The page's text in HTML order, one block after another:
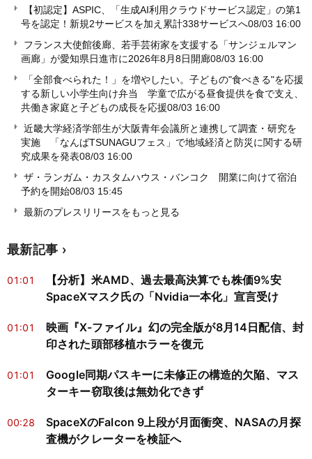
【初認定】ASPIC、「生成AI利用クラウドサービス認定」の第1
号を認定！新規2サービスを加え累計338サービスへ08/03 16:00
フランス大使館後廊、若手芸術家を支援する「サンジェルマン
画廊」が愛知県日進市に2026年8月8日開廊08/03 16:00
「全部食べられた！」を増やしたい。子どもの"食べきる"を応援
する新しい小学生向け弁当 学童で広がる昼食提供を食で支え、
共働き家庭と子どもの成長を応援08/03 16:00
近畿大学経済学部生が大阪青年会議所と連携して調査・研究を
実施 「なんばTSUNAGUフェス」で地域経済と防災に関する研
究成果を発表08/03 16:00
ザ・ランガム・カスタムハウス・バンコク 開業に向けて宿泊
予約を開始08/03 15:45
最新のプレスリリースをもっと見る
最新記事
01:01
【分析】米AMD、過去最高決算でも株価9%安
SpaceXマスク氏の「Nvidia一本化」宣言受け
01:01
映画『X-ファイル』幻の完全版が8月14日配信、封
印された頭部移植ホラーを復元
01:01
Google同期パスキーに未修正の構造的欠陥、マス
ターキー窃取後は無効化できず
00:28
SpaceXのFalcon 9上段が月面衝突、NASAの月探
査機がクレーターを検証へ